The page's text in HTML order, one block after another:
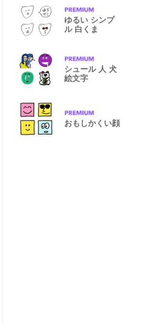
ゆるい シンプ
ル 白くま
シュール 人 犬
絵文字
おもしかくい顔